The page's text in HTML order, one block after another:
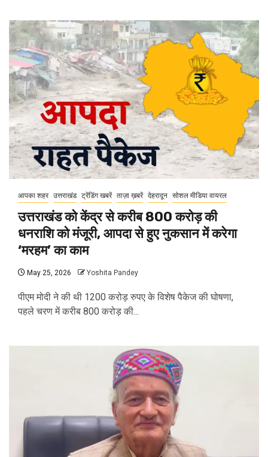
आपका शहर उत्तराखंड ट्रेंडिंग खबरें ताज़ा ख़बरें देहरादून सोशल मीडिया वायरल
उत्तराखंड को केंद्र से करीब 800 करोड़ की
धनराशि को मंजूरी, आपदा से हुए नुकसान में करेगा
‘मरहम’ का काम
May 25, 2026 Yoshita Pandey
पीएम मोदी ने की थी 1200 करोड़ रुपए के विशेष पैकेज की घोषणा,
पहले चरण में करीब 800 करोड़ की...